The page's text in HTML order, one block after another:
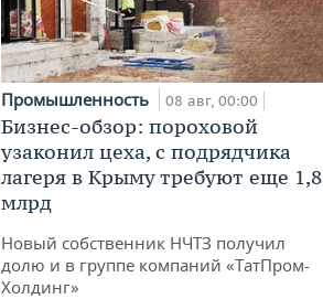
Промышленность 08 авг, 00:00
Бизнес-обзор: пороховой
узаконил цеха, с подрядчика
лагеря в Крыму требуют еще 1,8
млрд
Новый собственник НЧТЗ получил
долю и в группе компаний «ТатПром-
Холдинг»